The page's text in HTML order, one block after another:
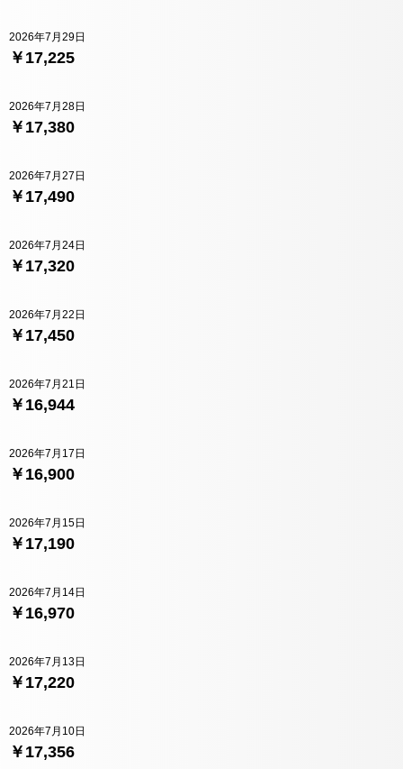
￥17,225
2026年7月29日
￥17,380
2026年7月28日
￥17,490
2026年7月27日
￥17,320
2026年7月24日
￥17,450
2026年7月22日
￥16,944
2026年7月21日
￥16,900
2026年7月17日
￥17,190
2026年7月15日
￥16,970
2026年7月14日
￥17,220
2026年7月13日
￥17,356
2026年7月10日